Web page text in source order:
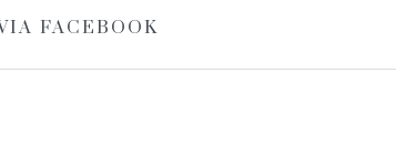
FACEBOOK